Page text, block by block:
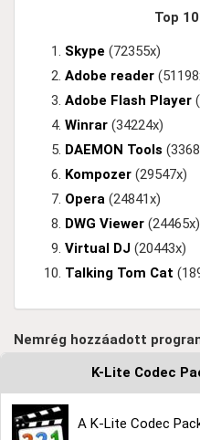
Top
Skype (72355x)
Adobe reader
Adobe Flash Player
Winrar (34224x)
DAEMON Tools
Kompozer (29547x)
Opera (24841x)
DWG Viewer (24465x)
Virtual DJ (20443x)
Talking Tom Cat
Nemrég hozzáadott
K-Lite Codec
A K-Lite Codec